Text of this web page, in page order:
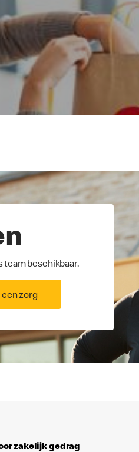
team beschikbaar.
een zorg
zakelijk gedrag